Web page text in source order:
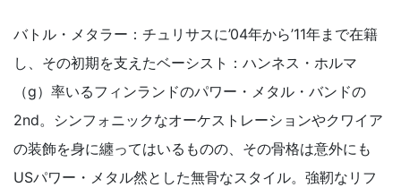
バトル・メタラー：チュリサスに’04年から’11年まで在籍
し、その初期を支えたベーシスト：ハンネス・ホルマ
（g）率いるフィンランドのパワー・メタル・バンドの
2nd。シンフォニックなオーケストレーションやクワイア
の装飾を身に纏ってはいるものの、その骨格は意外にも
USパワー・メタル然とした無骨なスタイル。強靭なリフ